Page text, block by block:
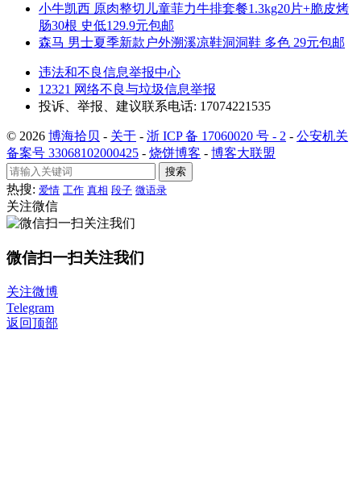
小牛凯西 原肉整切儿童菲力牛排套餐1.3kg20片+脆皮烤
肠30根 史低129.9元包邮
森马 男士夏季新款户外溯溪凉鞋洞洞鞋 多色 29元包邮
违法和不良信息举报中心
12321 网络不良与垃圾信息举报
投诉、举报、建议联系电话: 17074221535
© 2026 博海拾贝 - 关于 - 浙 ICP 备 17060020 号 - 2 - 公安机关
备案号 33068102000425 - 烧饼博客 - 博客大联盟
搜索
热搜: 爱情 工作 真相 段子 微语录
关注微信
微信扫一扫关注我们
关注微博
Telegram
返回顶部